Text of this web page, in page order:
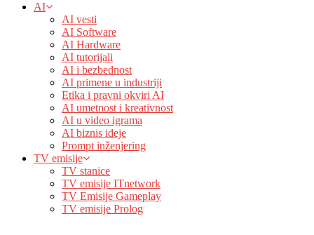
AI
AI vesti
AI Software
AI Hardware
AI tutorijali
AI i bezbednost
AI primene u industriji
Etika i pravni okviri AI
AI umetnost i kreativnost
AI u video igrama
AI biznis ideje
Prompt inženjering
TV emisije
TV stanice
TV emisije ITnetwork
TV Emisije Gameplay
TV emisije Prolog